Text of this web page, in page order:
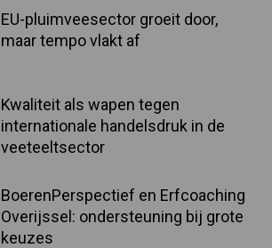
EU-pluimveesector groeit door,
maar tempo vlakt af
Kwaliteit als wapen tegen
internationale handelsdruk in de
veeteeltsector
BoerenPerspectief en Erfcoaching
Overijssel: ondersteuning bij grote
keuzes